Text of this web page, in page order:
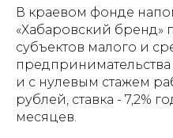
В краевом фонде
«Хабаровский бренд»
субъектов малого и
и с нулевым стажем
рублей, ставка - 7,2%
месяцев.